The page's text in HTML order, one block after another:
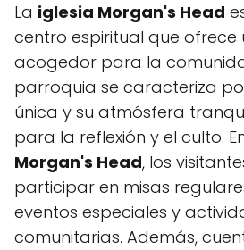
La iglesia Morgan's Head
centro espiritual que ofrece
acogedor para la
parroquia se caracteriza
única y su atmósfera
para la reflexión y el culto.
Morgan's Head, los
participar en misas
eventos especiales y
comunitarias. Además,